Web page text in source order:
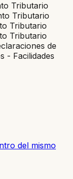
Tributario
Tributario
Tributario
Tributario
de
- Facilidades
del mismo